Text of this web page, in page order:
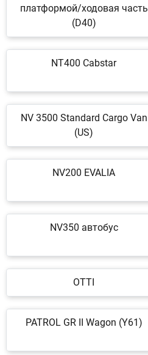
платформой/ходовая часть
(D40)
NT400 Cabstar
NV 3500 Standard Cargo Van
(US)
NV200 EVALIA
NV350 автобус
OTTI
PATROL GR II Wagon (Y61)